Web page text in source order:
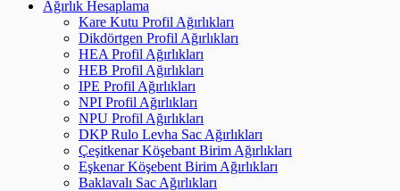
Ağırlık Hesaplama
Kare Kutu Profil Ağırlıkları
Dikdörtgen Profil Ağırlıkları
HEA Profil Ağırlıkları
HEB Profil Ağırlıkları
IPE Profil Ağırlıkları
NPI Profil Ağırlıkları
NPU Profil Ağırlıkları
DKP Rulo Levha Sac Ağırlıkları
Çeşitkenar Köşebant Birim Ağırlıkları
Eşkenar Köşebent Birim Ağırlıkları
Baklavalı Sac Ağırlıkları